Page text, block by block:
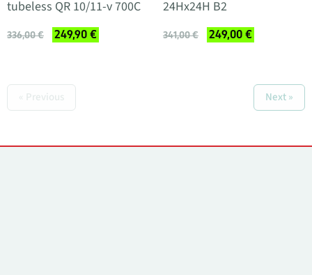
tubeless QR 10/11-v 700C
336,00 € 249,90 €
24Hx24H B2
341,00 € 249,00 €
« Previous Next »